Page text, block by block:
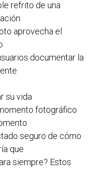
refrito de una
aprovecha el
documentar la
su vida
fotográfico
seguro de cómo
que
siempre? Estos